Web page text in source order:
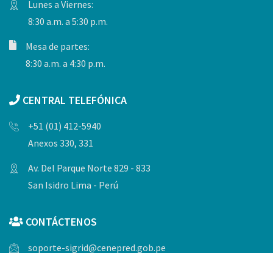
Lunes a Viernes:
8:30 a.m. a 5:30 p.m.
Mesa de partes:
8:30 a.m. a 4:30 p.m.
CENTRAL TELEFÓNICA
+51 (01) 412-5940
Anexos 330, 331
Av. Del Parque Norte 829 - 833
San Isidro Lima - Perú
CONTÁCTENOS
soporte-sigrid@cenepred.gob.pe